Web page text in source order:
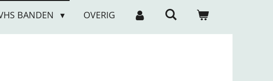
BANDEN OVERIG